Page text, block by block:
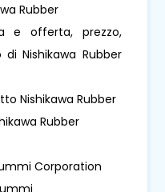
Rubber
e offerta, prezzo,
Nishikawa Rubber
Nishikawa Rubber
Rubber
Corporation